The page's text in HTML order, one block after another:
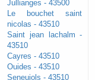
Jullianges - 43500
Le bouchet saint
nicolas - 43510
Saint jean lachalm -
43510
Cayres - 43510
Ouides - 43510
Seneujols - 43510